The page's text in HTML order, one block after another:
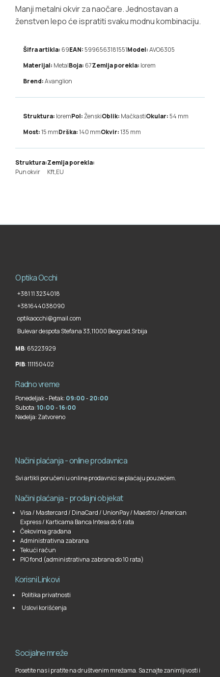
Manji metalni okvir za naočare. Jednostavan a
ženstven lepo će ispratiti svaku modnu kombinaciju.
Šifra artikla: 69EAN: 5996563181551Model:AVO6305
Materijal: MetalBoja: 67Zemlja porekla: lorem
Brend:Avanglion
Struktura: loremPol:ŽenskiOblik: MačkastiOkular: 54 mm
Most:15 mmDrška:140 mmOkvir:135 mm
Struktura:
Pun okvir
Zemlja porekla:
Kft,EU
Optika Occhi
+381 11 3234018
+381644038090
optikaocchi@gmail.com
Bulevar despota Stefana 33,11000 Beograd,Srbija
MB: 65223929
PIB: 111150402
Radno vreme
Ponedeljak - Petak: 09:00-20:00
Subota:10:00-16:00
Nedelja: Zatvoreno
Načini plaćanja - online prodavnica
Svi artikli poručeni u online prodavnici se plaćaju pouzećem.
Načini plaćanja - prodajni objekat
Visa / Mastercard / DinaCard / UnionPay / Maestro / American
Express / Karticama Banca Intesa do 6 rata
Čekovima građana
Administrativna zabrana
Tekući račun
PIO fond (administrativna zabrana do 10 rata)
Korisni Linkovi
Politika privatnosti
Uslovi korišćenja
Socijalne mreže
Posetite nas i pratite na društvenim mrežama. Saznajte zanimljivosti i